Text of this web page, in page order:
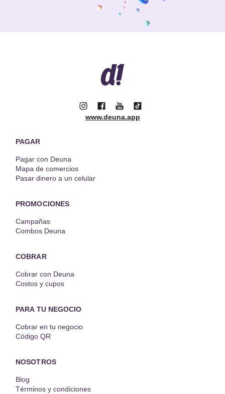
www.deuna.app
PAGAR
Pagar con Deuna
Mapa de comercios
Pasar dinero a un celular
PROMOCIONES
Campañas
Combos Deuna
COBRAR
Cobrar con Deuna
Costos y cupos
PARA TU NEGOCIO
Cobrar en tu negocio
Código QR
NOSOTROS
Blog
Términos y condiciones